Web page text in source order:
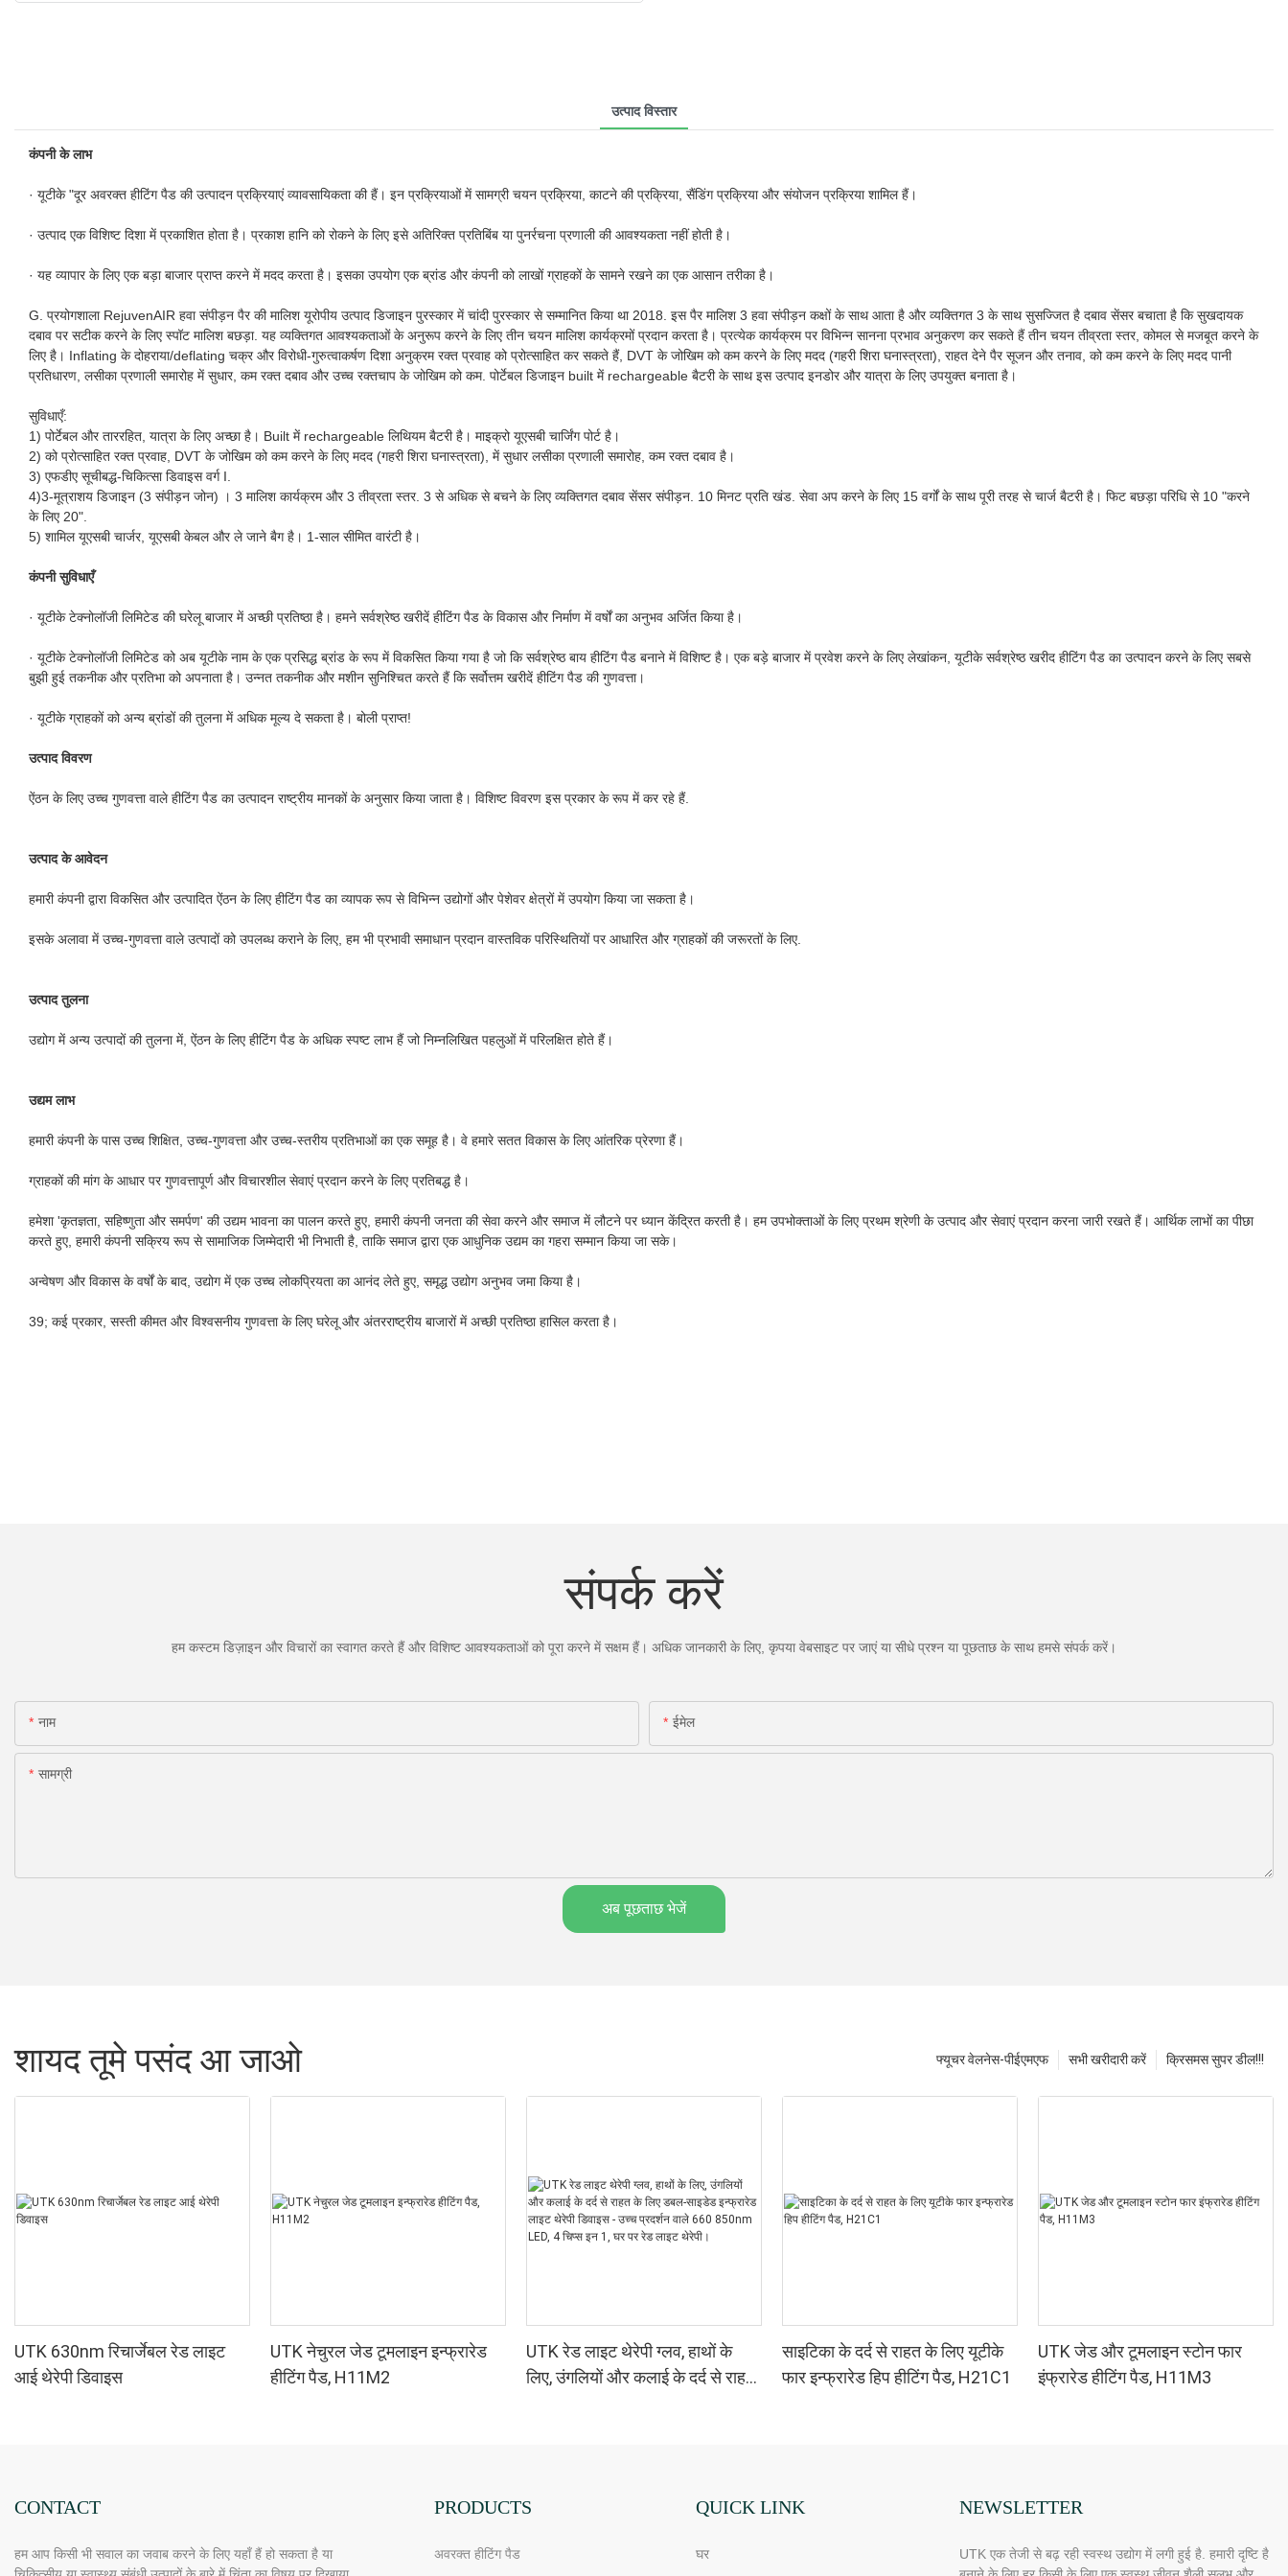
उत्पाद विस्तार
कंपनी के लाभ
· यूटीके "दूर अवरक्त हीटिंग पैड की उत्पादन प्रक्रियाएं व्यावसायिकता की हैं। इन प्रक्रियाओं में सामग्री चयन प्रक्रिया, काटने की प्रक्रिया, सैंडिंग प्रक्रिया और संयोजन प्रक्रिया शामिल हैं।
· उत्पाद एक विशिष्ट दिशा में प्रकाशित होता है। प्रकाश हानि को रोकने के लिए इसे अतिरिक्त प्रतिबिंब या पुनर्रचना प्रणाली की आवश्यकता नहीं होती है।
· यह व्यापार के लिए एक बड़ा बाजार प्राप्त करने में मदद करता है। इसका उपयोग एक ब्रांड और कंपनी को लाखों ग्राहकों के सामने रखने का एक आसान तरीका है।
G. प्रयोगशाला RejuvenAIR हवा संपीड़न पैर की मालिश यूरोपीय उत्पाद डिजाइन पुरस्कार में चांदी पुरस्कार से सम्मानित किया था 2018. इस पैर मालिश 3 हवा संपीड़न कक्षों के साथ आता है और व्यक्तिगत 3 के साथ सुसज्जित है दबाव सेंसर बचाता है कि सुखदायक
दबाव पर सटीक करने के लिए स्पॉट मालिश बछड़ा. यह व्यक्तिगत आवश्यकताओं के अनुरूप करने के लिए तीन चयन मालिश कार्यक्रमों प्रदान करता है। प्रत्येक कार्यक्रम पर विभिन्न सानना प्रभाव अनुकरण कर सकते हैं तीन चयन तीव्रता स्तर, कोमल से मजबूत करने के
लिए है। Inflating के दोहराया/deflating चक्र और विरोधी-गुरुत्वाकर्षण दिशा अनुक्रम रक्त प्रवाह को प्रोत्साहित कर सकते हैं, DVT के जोखिम को कम करने के लिए मदद (गहरी शिरा घनास्त्रता), राहत देने पैर सूजन और तनाव, को कम करने के लिए मदद पानी
प्रतिधारण, लसीका प्रणाली समारोह में सुधार, कम रक्त दबाव और उच्च रक्तचाप के जोखिम को कम. पोर्टेबल डिजाइन built में rechargeable बैटरी के साथ इस उत्पाद इनडोर और यात्रा के लिए उपयुक्त बनाता है।
सुविधाएँ:
1) पोर्टेबल और ताररहित, यात्रा के लिए अच्छा है। Built में rechargeable लिथियम बैटरी है। माइक्रो यूएसबी चार्जिंग पोर्ट है।
2) को प्रोत्साहित रक्त प्रवाह, DVT के जोखिम को कम करने के लिए मदद (गहरी शिरा घनास्त्रता), में सुधार लसीका प्रणाली समारोह, कम रक्त दबाव है।
3) एफडीए सूचीबद्ध-चिकित्सा डिवाइस वर्ग I.
4)3-मूत्राशय डिजाइन (3 संपीड़न जोन) । 3 मालिश कार्यक्रम और 3 तीव्रता स्तर. 3 से अधिक से बचने के लिए व्यक्तिगत दबाव सेंसर संपीड़न. 10 मिनट प्रति खंड. सेवा अप करने के लिए 15 वर्गों के साथ पूरी तरह से चार्ज बैटरी है। फिट बछड़ा परिधि से 10 "करने
के लिए 20".
5) शामिल यूएसबी चार्जर, यूएसबी केबल और ले जाने बैग है। 1-साल सीमित वारंटी है।
कंपनी सुविधाएँ
· यूटीके टेक्नोलॉजी लिमिटेड की घरेलू बाजार में अच्छी प्रतिष्ठा है। हमने सर्वश्रेष्ठ खरीदें हीटिंग पैड के विकास और निर्माण में वर्षों का अनुभव अर्जित किया है।
· यूटीके टेक्नोलॉजी लिमिटेड को अब यूटीके नाम के एक प्रसिद्ध ब्रांड के रूप में विकसित किया गया है जो कि सर्वश्रेष्ठ बाय हीटिंग पैड बनाने में विशिष्ट है। एक बड़े बाजार में प्रवेश करने के लिए लेखांकन, यूटीके सर्वश्रेष्ठ खरीद हीटिंग पैड का उत्पादन करने के लिए सबसे
बुझी हुई तकनीक और प्रतिभा को अपनाता है। उन्नत तकनीक और मशीन सुनिश्चित करते हैं कि सर्वोत्तम खरीदें हीटिंग पैड की गुणवत्ता।
· यूटीके ग्राहकों को अन्य ब्रांडों की तुलना में अधिक मूल्य दे सकता है। बोली प्राप्त!
उत्पाद विवरण
ऐंठन के लिए उच्च गुणवत्ता वाले हीटिंग पैड का उत्पादन राष्ट्रीय मानकों के अनुसार किया जाता है। विशिष्ट विवरण इस प्रकार के रूप में कर रहे हैं.
उत्पाद के आवेदन
हमारी कंपनी द्वारा विकसित और उत्पादित ऐंठन के लिए हीटिंग पैड का व्यापक रूप से विभिन्न उद्योगों और पेशेवर क्षेत्रों में उपयोग किया जा सकता है।
इसके अलावा में उच्च-गुणवत्ता वाले उत्पादों को उपलब्ध कराने के लिए, हम भी प्रभावी समाधान प्रदान वास्तविक परिस्थितियों पर आधारित और ग्राहकों की जरूरतों के लिए.
उत्पाद तुलना
उद्योग में अन्य उत्पादों की तुलना में, ऐंठन के लिए हीटिंग पैड के अधिक स्पष्ट लाभ हैं जो निम्नलिखित पहलुओं में परिलक्षित होते हैं।
उद्यम लाभ
हमारी कंपनी के पास उच्च शिक्षित, उच्च-गुणवत्ता और उच्च-स्तरीय प्रतिभाओं का एक समूह है। वे हमारे सतत विकास के लिए आंतरिक प्रेरणा हैं।
ग्राहकों की मांग के आधार पर गुणवत्तापूर्ण और विचारशील सेवाएं प्रदान करने के लिए प्रतिबद्ध है।
हमेशा 'कृतज्ञता, सहिष्णुता और समर्पण' की उद्यम भावना का पालन करते हुए, हमारी कंपनी जनता की सेवा करने और समाज में लौटने पर ध्यान केंद्रित करती है। हम उपभोक्ताओं के लिए प्रथम श्रेणी के उत्पाद और सेवाएं प्रदान करना जारी रखते हैं। आर्थिक लाभों का पीछा
करते हुए, हमारी कंपनी सक्रिय रूप से सामाजिक जिम्मेदारी भी निभाती है, ताकि समाज द्वारा एक आधुनिक उद्यम का गहरा सम्मान किया जा सके।
अन्वेषण और विकास के वर्षों के बाद, उद्योग में एक उच्च लोकप्रियता का आनंद लेते हुए, समृद्ध उद्योग अनुभव जमा किया है।
39; कई प्रकार, सस्ती कीमत और विश्वसनीय गुणवत्ता के लिए घरेलू और अंतरराष्ट्रीय बाजारों में अच्छी प्रतिष्ठा हासिल करता है।
संपर्क करें
हम कस्टम डिज़ाइन और विचारों का स्वागत करते हैं और विशिष्ट आवश्यकताओं को पूरा करने में सक्षम हैं। अधिक जानकारी के लिए, कृपया वेबसाइट पर जाएं या सीधे प्रश्न या पूछताछ के साथ हमसे संपर्क करें।
नाम ईमेल
सामग्री
अब पूछताछ भेजें
शायद तूमे पसंद आ जाओ क्रिसमस सुपर डील!!!
सभी खरीदारी करें
फ्यूचर वेलनेस-पीईएमएफ
UTK 630nm रिचार्जेबल रेड लाइट
आई थेरेपी डिवाइस
UTK नेचुरल जेड टूमलाइन इन्फ्रारेड
हीटिंग पैड, H11M2
UTK रेड लाइट थेरेपी ग्लव, हाथों के
लिए, उंगलियों और कलाई के दर्द से राहत
साइटिका के दर्द से राहत के लिए यूटीके
फार इन्फ्रारेड हिप हीटिंग पैड, H21C1
UTK जेड और टूमलाइन स्टोन फार
इंफ्रारेड हीटिंग पैड, H11M3
CONTACT
हम आप किसी भी सवाल का जवाब करने के लिए यहाँ हैं हो सकता है या
PRODUCTS
अवरक्त हीटिंग पैड
QUICK LINK
घर
NEWSLETTER
UTK एक तेजी से बढ़ रही स्वस्थ उद्योग में लगी हुई है. हमारी दृष्टि है